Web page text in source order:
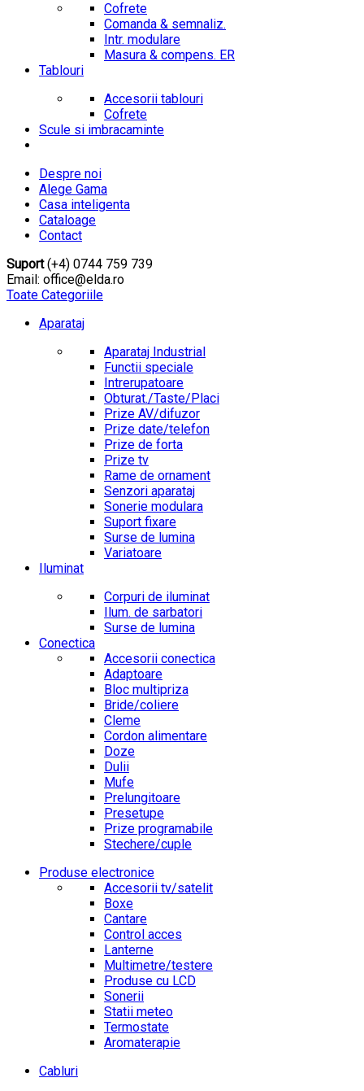
Cofrete
Comanda & semnaliz.
Intr. modulare
Masura & compens. ER
Tablouri
Accesorii tablouri
Cofrete
Scule si imbracaminte
Despre noi
Alege Gama
Casa inteligenta
Cataloage
Contact
Suport(+4) 0744 759 739
Email: office@elda.ro
Toate Categoriile
Aparataj
Aparataj Industrial
Functii speciale
Intrerupatoare
Obturat./Taste/Placi
Prize AV/difuzor
Prize date/telefon
Prize de forta
Prize tv
Rame de ornament
Senzori aparataj
Sonerie modulara
Suport fixare
Surse de lumina
Variatoare
Iluminat
Corpuri de iluminat
Ilum. de sarbatori
Surse de lumina
Conectica
Accesorii conectica
Adaptoare
Bloc multipriza
Bride/coliere
Cleme
Cordon alimentare
Doze
Dulii
Mufe
Prelungitoare
Presetupe
Prize programabile
Stechere/cuple
Produse electronice
Accesorii tv/satelit
Boxe
Cantare
Control acces
Lanterne
Multimetre/testere
Produse cu LCD
Sonerii
Statii meteo
Termostate
Aromaterapie
Cabluri